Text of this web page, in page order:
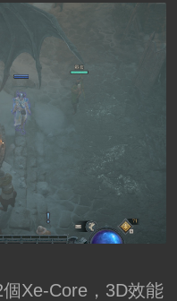
Xe-Core，3D效能